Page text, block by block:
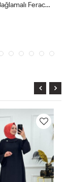
Çağla Eflal Bağlamalı Ferace Premium Seri Tesettür Giyim